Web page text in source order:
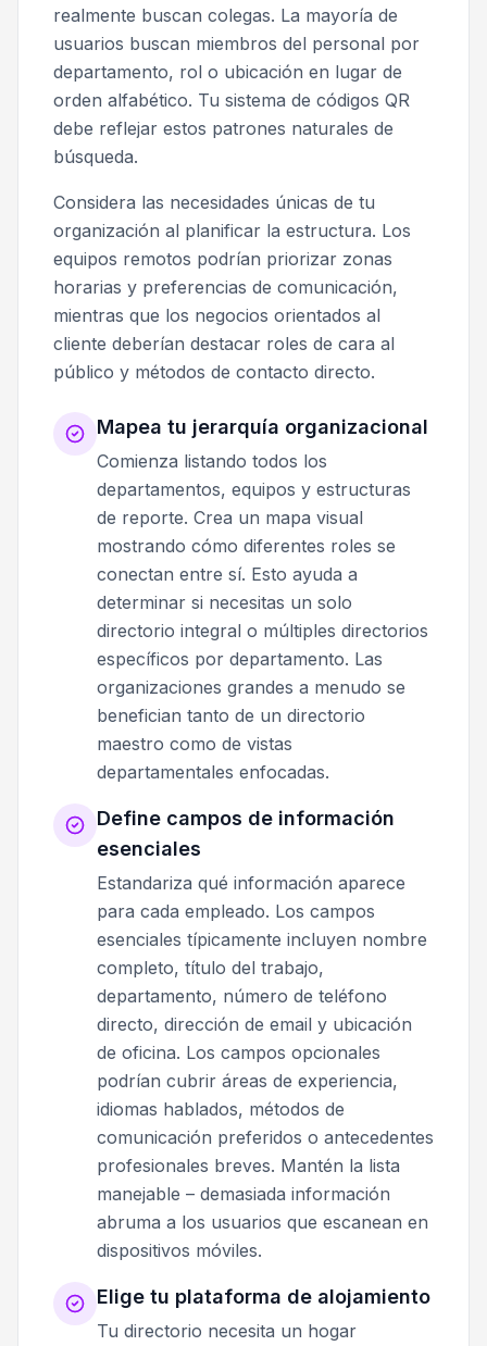
realmente buscan colegas. La mayoría de
usuarios buscan miembros del personal por
departamento, rol o ubicación en lugar de
orden alfabético. Tu sistema de códigos QR
debe reflejar estos patrones naturales de
búsqueda.
Considera las necesidades únicas de tu
organización al planificar la estructura. Los
equipos remotos podrían priorizar zonas
horarias y preferencias de comunicación,
mientras que los negocios orientados al
cliente deberían destacar roles de cara al
público y métodos de contacto directo.
Mapea tu jerarquía organizacional
Comienza listando todos los
departamentos, equipos y estructuras
de reporte. Crea un mapa visual
mostrando cómo diferentes roles se
conectan entre sí. Esto ayuda a
determinar si necesitas un solo
directorio integral o múltiples directorios
específicos por departamento. Las
organizaciones grandes a menudo se
benefician tanto de un directorio
maestro como de vistas
departamentales enfocadas.
Define campos de información
esenciales
Estandariza qué información aparece
para cada empleado. Los campos
esenciales típicamente incluyen nombre
completo, título del trabajo,
departamento, número de teléfono
directo, dirección de email y ubicación
de oficina. Los campos opcionales
podrían cubrir áreas de experiencia,
idiomas hablados, métodos de
comunicación preferidos o antecedentes
profesionales breves. Mantén la lista
manejable – demasiada información
abruma a los usuarios que escanean en
dispositivos móviles.
Elige tu plataforma de alojamiento
Tu directorio necesita un hogar